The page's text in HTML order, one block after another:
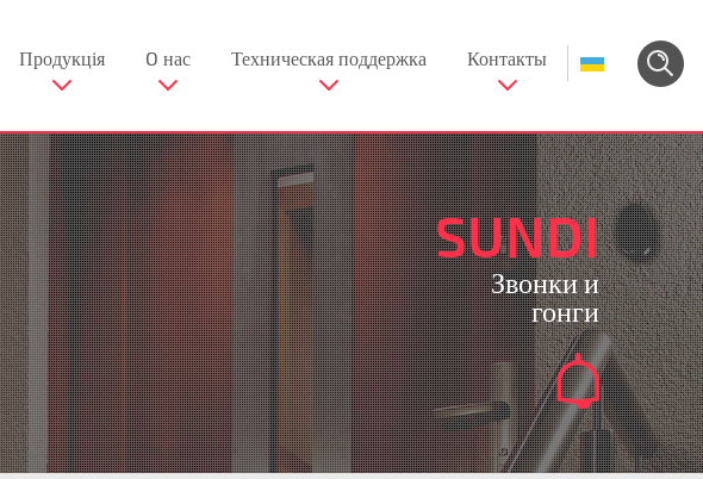
Продукція O нас Техническая поддержка Контакты
SUNDI
Звонки и
гонги